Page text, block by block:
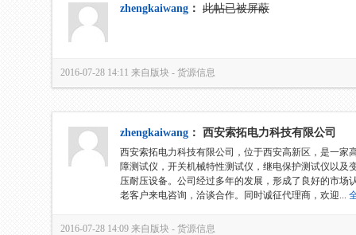
zhengkaiwang ： 此帖已被屏蔽
2016-07-28 14:11 来自版块 - 货源信息
zhengkaiwang ： 西安索拓电力科技有限公司
西安索拓电力科技有限公司，位于西安高新区，是一家
障测试仪，开关机械特性测试仪，继电保护测试仪以及
压耐压设备。公司经过多年的发展，形成了良好的市场
老客户来电咨询，洽谈合作。同时诚征代理商，欢迎...
2016-07-28 14:09 来自版块 - 货源信息